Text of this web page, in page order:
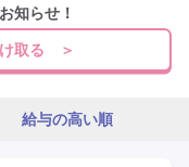
知らせ！
取る ＞
給与の高い順